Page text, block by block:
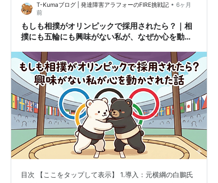
2010年 11月、九州場所2日目で稀勢の里に敗れ、連勝記
録が63でストップ。
2015年 1月23日、初場所で33回目の優勝。大鵬関の最
2017年7月21日、夏場所13日目に1048勝を挙げ魁皇関
の最多通算勝利数を上回る。
関連語
力士
リスト::大相撲力士
T-Kumaブログ | 発達障害アラフォーのFIRE挑戦記 • 6ヶ月
前
もしも相撲がオリンピックで採用されたら？｜相
撲にも五輪にも興味がない私が、なぜか心を動か
目次 【ここをタップして表示】 1.導入：元横綱の白鵬氏